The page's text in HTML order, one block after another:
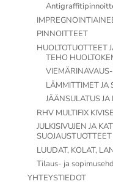
PINNOITTEET
HUOLTOTUOTTEET
TEHO
LÄMMITTIMET JA
JÄÄNSULATUS
RHV MULTIFIX
JULKISIVUJEN JA
SUOJAUSTUOTTEET
LUUDAT, KOLAT,
Tilaus- ja
YHTEYSTIEDOT